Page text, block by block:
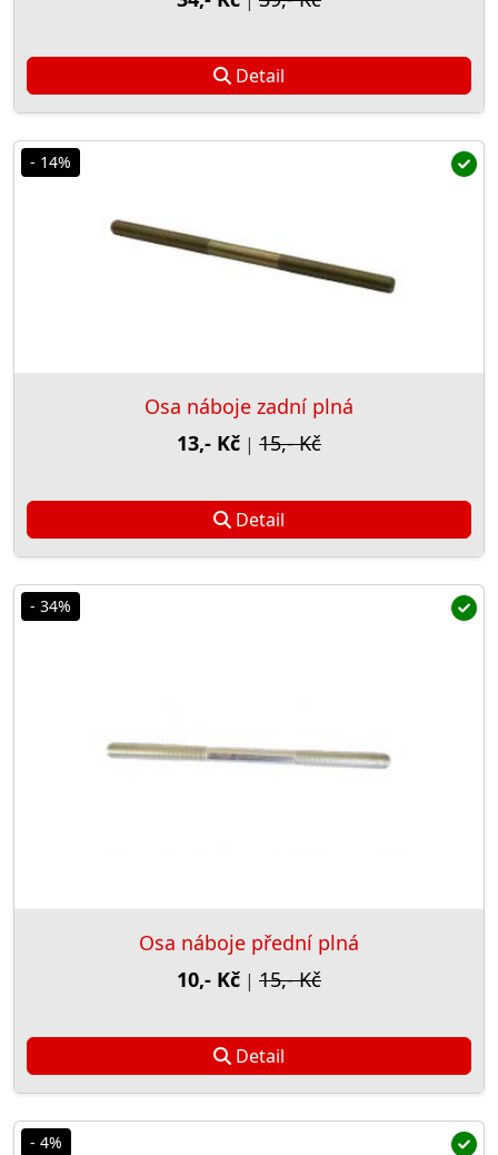
Detail
- 14%
Osa náboje zadní plná
13,- Kč | 15,- Kč
Detail
- 34%
Osa náboje přední plná
10,- Kč | 15,- Kč
Detail
- 4%